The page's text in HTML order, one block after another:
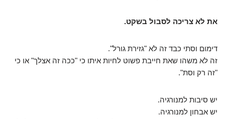
את לא צריכה לסבול בשקט.
דימום וסתי כבד זה לא "גזירת גורל".
זה לא משהו שאת חייבת פשוט לחיות איתו כי "ככה זה אצלך" או כי
"זה רק וסת".
יש סיבות למנורגיה.
יש אבחון למנורגיה.